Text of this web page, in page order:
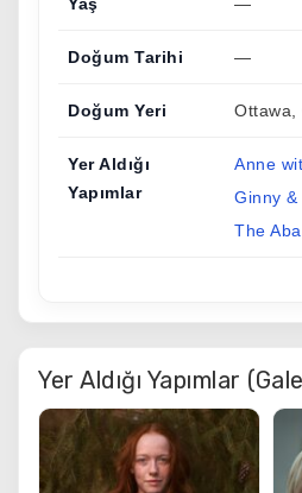
Doğum Tarihi —
Doğum Yeri Ottawa,
Yer Aldığı
Yapımlar
Anne
Ginny &
The
Yer Aldığı Yapımlar